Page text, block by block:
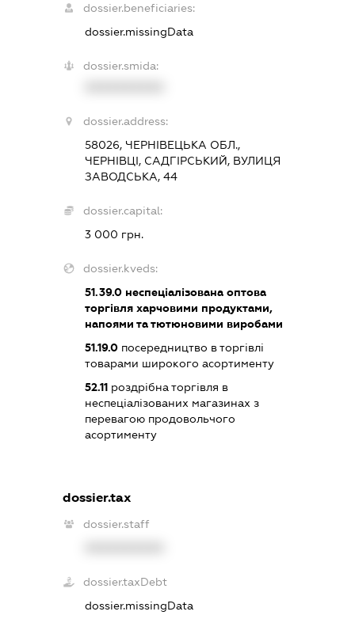
dossier.beneficiaries:
dossier.missingData
dossier.smida:
dossier.address:
58026, ЧЕРНІВЕЦЬКА ОБЛ.,
ЧЕРНІВЦІ, САДГІРСЬКИЙ, ВУЛИЦЯ
ЗАВОДСЬКА, 44
dossier.capital:
3 000 грн.
dossier.kveds:
51.39.0неспеціалізована оптова
торгівля харчовими продуктами,
напоями та тютюновими виробами
51.19.0посередництво в торгівлі
товарами широкого асортименту
52.11роздрібна торгівля в
неспеціалізованих магазинах з
перевагою продовольчого
асортименту
dossier.tax
dossier.staff
dossier.taxDebt
dossier.missingData